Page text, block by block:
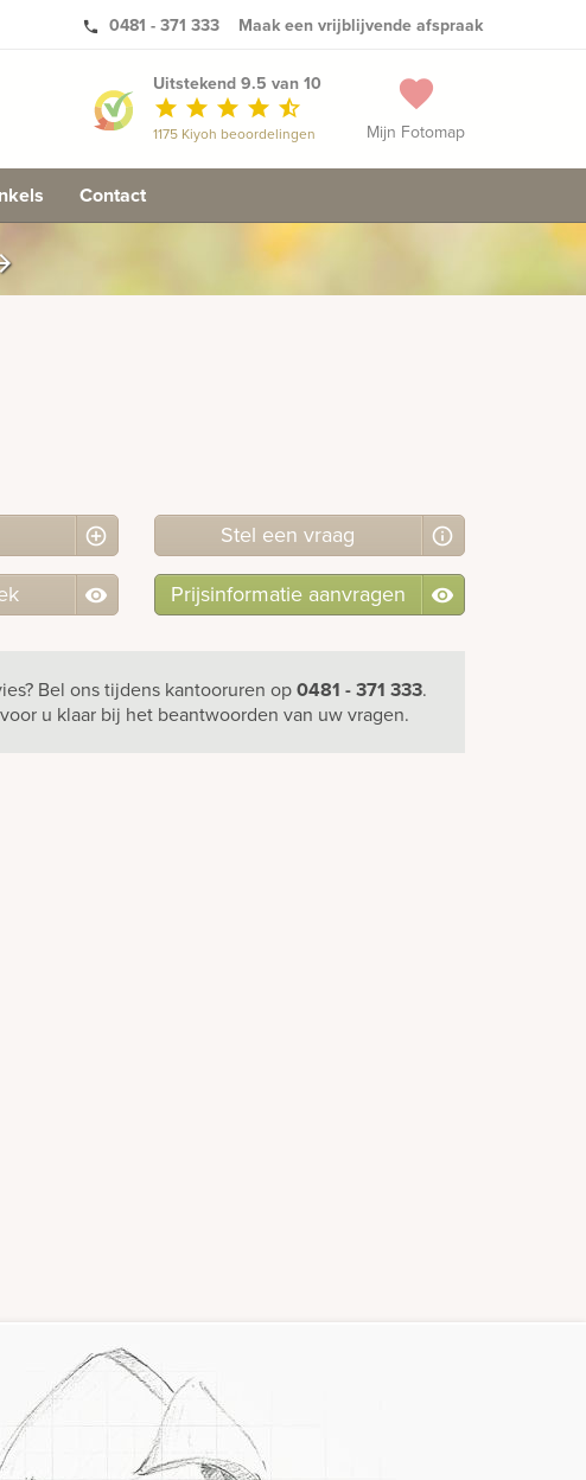
phone 0481 - 371 333 Maak een vrijblijvende afspraak
favorite
Mijn Fotomap
Uitstekend 9.5 van 10
star star star star star_half
1175 Kiyoh beoordelingen
Contact
Stel een vraag
Prijsinformatie aanvragen
Bel onstijdens kantooruren op0481 - 371 333.
u klaar bij het beantwoorden van uw vragen.